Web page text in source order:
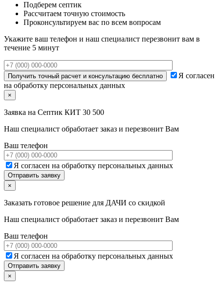
Подберем септик
Рассчитаем точную стоимость
Проконсультируем вас по всем вопросам
Укажите ваш телефон и наш специалист перезвонит вам в
течение 5 минут
Я согласен
на обработку персональных данных
×
Заявка на Септик КИТ 30 500
Наш специалист обработает заказ и перезвонит Вам
Ваш телефон
Я согласен на обработку персональных данных
×
Заказать готовое решение для ДАЧИ со скидкой
Наш специалист обработает заказ и перезвонит Вам
Ваш телефон
Я согласен на обработку персональных данных
×